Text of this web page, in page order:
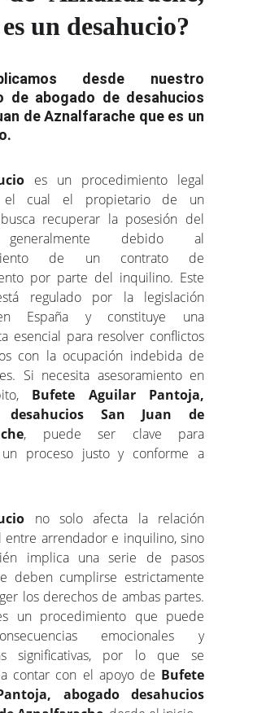
un desahucio?
desde nuestro
de abogado de desahucios
de Aznalfarache que es un
es un procedimiento legal
el cual el propietario de un
recuperar la posesión del
generalmente debido al
de un contrato de
por parte del inquilino. Este
regulado por la legislación
España y constituye una
esencial para resolver conflictos
con la ocupación indebida de
Si necesita asesoramiento en
Bufete Aguilar Pantoja,
desahucios San Juan de
, puede ser clave para
un proceso justo y conforme a
no solo afecta la relación
entre arrendador e inquilino, sino
implica una serie de pasos
deben cumplirse estrictamente
los derechos de ambas partes.
un procedimiento que puede
emocionales y
significativas, por lo que se
contar con el apoyo de Bufete
abogado desahucios